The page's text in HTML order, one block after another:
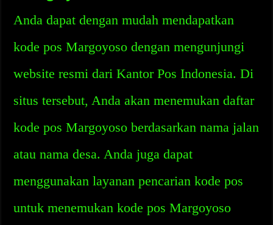
Anda dapat dengan mudah mendapatkan
kode pos Margoyoso dengan mengunjungi
website resmi dari Kantor Pos Indonesia. Di
situs tersebut, Anda akan menemukan daftar
kode pos Margoyoso berdasarkan nama jalan
atau nama desa. Anda juga dapat
menggunakan layanan pencarian kode pos
untuk menemukan kode pos Margoyoso